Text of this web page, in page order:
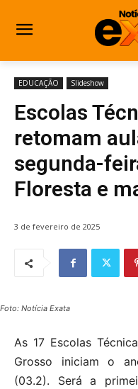
EDUCAÇÃO Slideshow
Escolas
retomam
segunda-
Floresta e
3 de fevereiro de 2025
Foto: Notícia Exata
As 17 Escolas
Grosso iniciam o
(03.2). Será a